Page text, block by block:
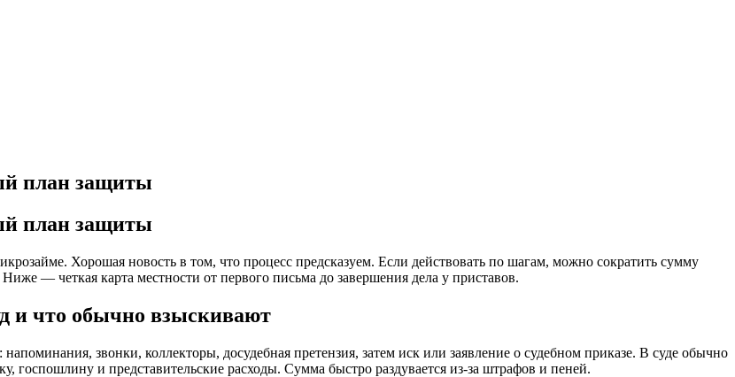
план защиты
план защиты
Хорошая новость в том, что процесс предсказуем. Если действовать по шагам, можно сократить сумму
— четкая карта местности от первого письма до завершения дела у приставов.
и что обычно взыскивают
звонки, коллекторы, досудебная претензия, затем иск или заявление о судебном приказе. В суде обычно
госпошлину и представительские расходы. Сумма быстро раздувается из-за штрафов и пеней.